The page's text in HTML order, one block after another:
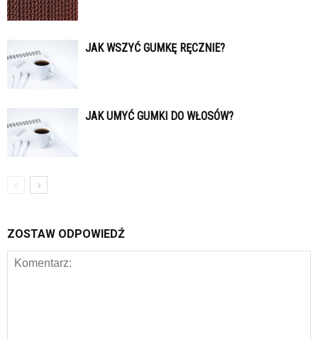
JAK WSZYĆ GUMKĘ RĘCZNIE?
JAK UMYĆ GUMKI DO WŁOSÓW?
ZOSTAW ODPOWIEDŹ